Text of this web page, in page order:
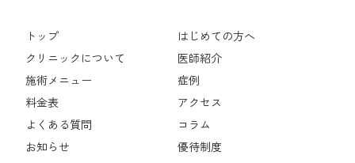
トップ
はじめての方へ
クリニックについて
医師紹介
施術メニュー
症例
料金表
アクセス
よくある質問
コラム
お知らせ
優待制度